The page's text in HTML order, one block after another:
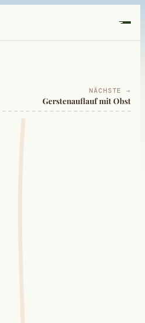
NÄCHSTE →
Gerstenauflauf mit Obst